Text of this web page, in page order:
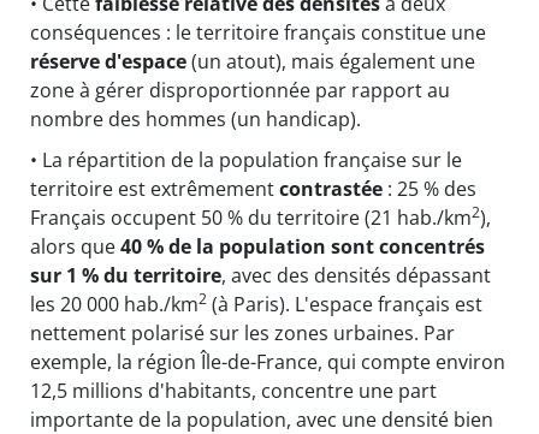
conséquences : le territoire français constitue une
réserve d'espace(un atout), mais également une
zone à gérer disproportionnée par rapport au
nombre des hommes (un handicap).
• La répartition de la population française sur le
territoire est extrêmementcontrastée : 25 % des
Français occupent 50 % du territoire (21 hab./km2),
alors que40 % de la population sont concentrés
sur 1 % du territoire, avec des densités dépassant
les 20 000 hab./km2 (à Paris). L'espace français est
nettement polarisé sur les zones urbaines. Par
exemple, la région Île-de-France, qui compte environ
12,5 millions d'habitants, concentre une part
importante de la population, avec une densité bien